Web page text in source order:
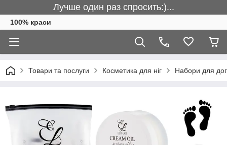
Лучше один раз спросить:)...
100% краси
Товари та послуги Косметика для ніг Набори для